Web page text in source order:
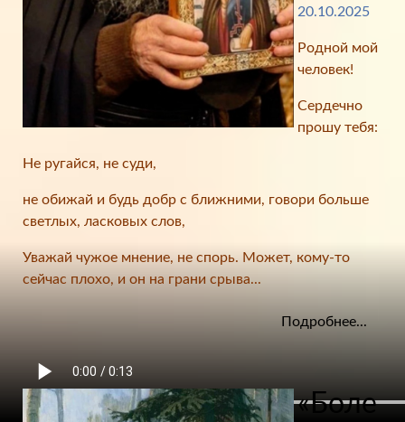
20.10.2025
Родной мой
человек!
Сердечно
прошу тебя:
Не ругайся, не суди,
не обижай и будь добр с ближними, говори больше
светлых, ласковых слов,
Уважай чужое мнение, не спорь. Может, кому-то
сейчас плохо, и он на грани срыва...
Подробнее...
«Боле